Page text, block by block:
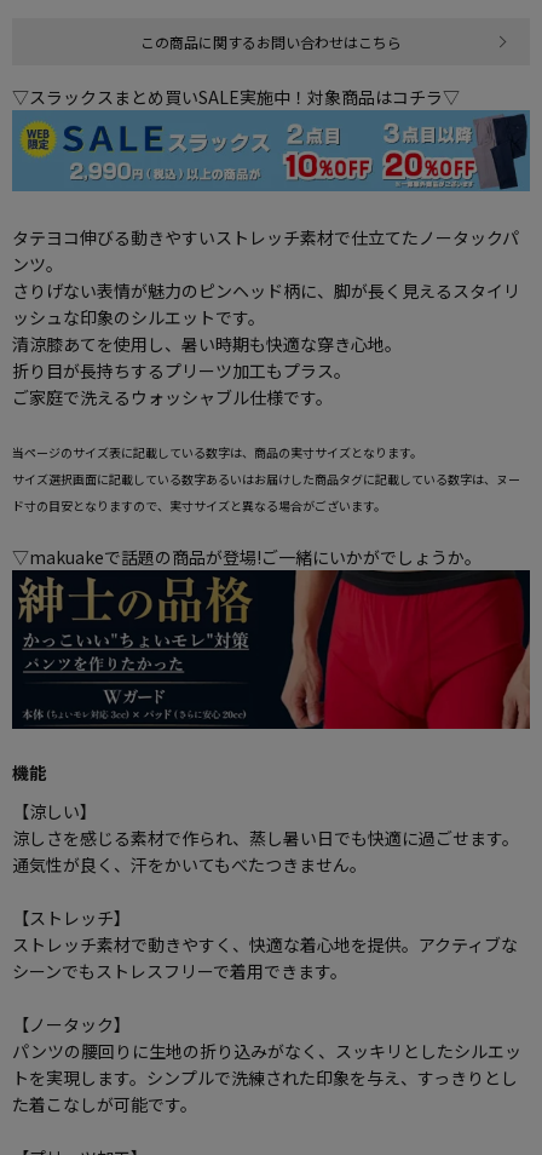
この商品に関するお問い合わせはこちら
▽スラックスまとめ買いSALE実施中！対象商品はコチラ▽
タテヨコ伸びる動きやすいストレッチ素材で仕立てたノータックパ
ンツ。
さりげない表情が魅力のピンヘッド柄に、脚が長く見えるスタイリ
ッシュな印象のシルエットです。
清涼膝あてを使用し、暑い時期も快適な穿き心地。
折り目が長持ちするプリーツ加工もプラス。
ご家庭で洗えるウォッシャブル仕様です。
当ページのサイズ表に記載している数字は、商品の実寸サイズとなります。
サイズ選択画面に記載している数字あるいはお届けした商品タグに記載している数字は、ヌー
ド寸の目安となりますので、実寸サイズと異なる場合がございます。
▽makuakeで話題の商品が登場!ご一緒にいかがでしょうか。
機能
【涼しい】
涼しさを感じる素材で作られ、蒸し暑い日でも快適に過ごせます。
通気性が良く、汗をかいてもべたつきません。
【ストレッチ】
ストレッチ素材で動きやすく、快適な着心地を提供。アクティブな
シーンでもストレスフリーで着用できます。
【ノータック】
パンツの腰回りに生地の折り込みがなく、スッキリとしたシルエッ
トを実現します。シンプルで洗練された印象を与え、すっきりとし
た着こなしが可能です。